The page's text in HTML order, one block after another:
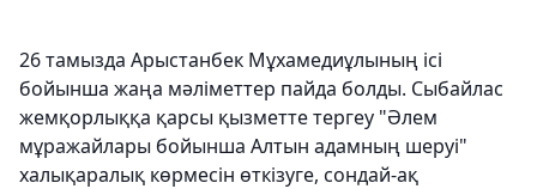
26 тамызда Арыстанбек Мұхамедиұлының ісі
бойынша жаңа мәліметтер пайда болды. Сыбайлас
жемқорлыққа қарсы қызметте тергеу "Әлем
мұражайлары бойынша Алтын адамның шеруі"
халықаралық көрмесін өткізуге, сондай-ақ